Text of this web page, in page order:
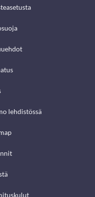
lehdistössä